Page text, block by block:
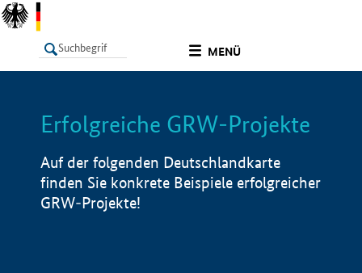
MENÜ
LISTE Info
Erfolgreiche GRW-Projekte
Auf der folgenden Deutschlandkarte
finden Sie konkrete Beispiele erfolgreicher
GRW-Projekte!